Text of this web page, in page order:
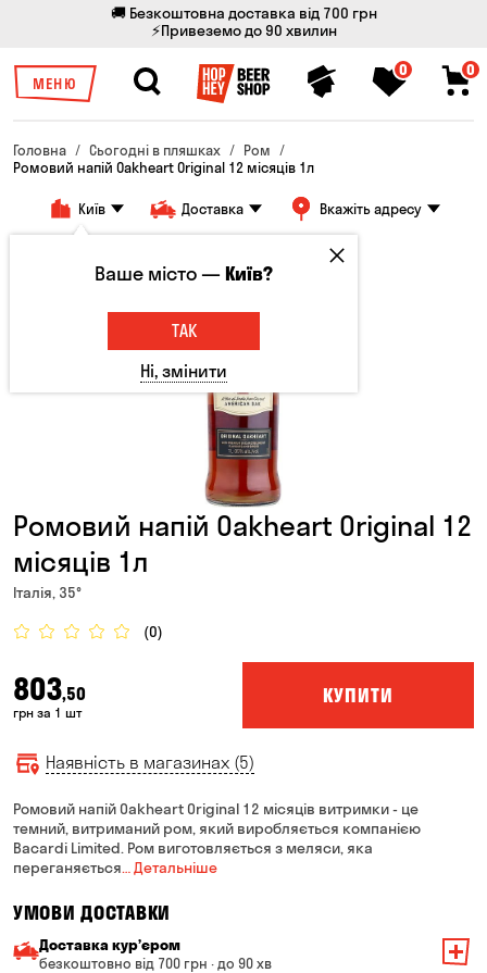
🚚 Безкоштовна доставка від 700 грн
⚡Привеземо до 90 хвилин
МЕНЮ
0 0
Головна Сьогодні в пляшках
Ром
Ромовий напій Oakheart Original 12 місяців 1л
Київ Доставка Вкажіть адресу
Топ продажів
Ромовий напій Oakheart Original 12
місяців 1л
Італія, 35°
(0)
803,50
грн за 1 шт
КУПИТИ
Наявність в магазинах (5)
Ромовий напій Oakheart Original 12 місяців витримки - це
темний, витриманий ром, який виробляється компанією
Bacardi Limited. Ром виготовляється з меляси, яка
переганяється… Детальніше
УМОВИ ДОСТАВКИ
Доставка курʼєром
безкоштовно від 700 грн · до 90 хв
Ваше місто —Київ?
ТАК
Ні, змінити